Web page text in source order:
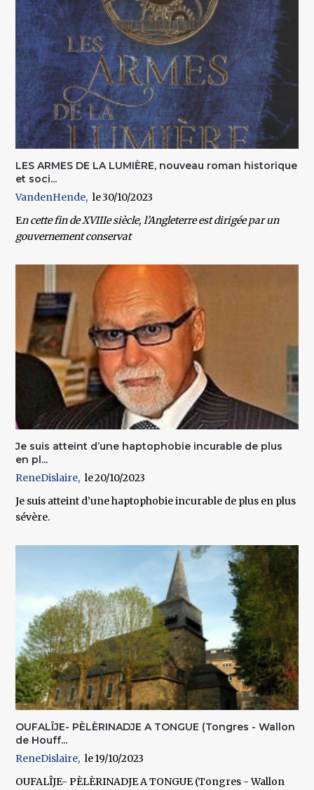
LES ARMES DE LA LUMIÈRE, nouveau roman historique
et soci...
VandenHende
30/10/2023
En cette fin de XVIIIe siècle, l’Angleterre est dirigée par un
gouvernement conservat
Je suis atteint d’une haptophobie incurable de plus
en pl...
ReneDislaire
20/10/2023
Je suis atteint d’une haptophobie incurable de plus en plus
sévère.
OUFALÎJE- PÈLÈRINADJE A TONGUE (Tongres - Wallon
de Houff...
ReneDislaire
19/10/2023
OUFALÎJE- PÈLÈRINADJE A TONGUE (Tongres - Wallon